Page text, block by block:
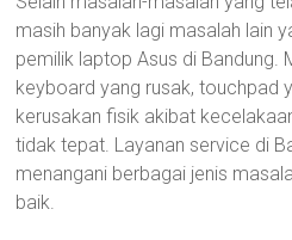
masih banyak lagi masalah lain
pemilik laptop Asus di Bandung.
keyboard yang rusak, touchpad
kerusakan fisik akibat
tidak tepat. Layanan service di
menangani berbagai jenis
baik.